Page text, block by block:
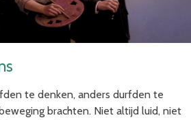
te denken, anders durfden te
brachten. Niet altijd luid, niet